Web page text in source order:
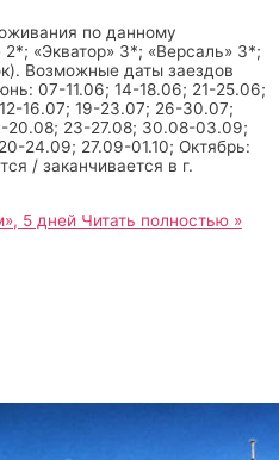
по данному
«Экватор» 3*; «Версаль» 3*;
Возможные даты заездов
07-11.06; 14-18.06; 21-25.06;
16.07; 19-23.07; 26-30.07;
20.08; 23-27.08; 30.08-03.09;
24.09; 27.09-01.10; Октябрь:
/ заканчивается в г.
5 дней Читать полностью »